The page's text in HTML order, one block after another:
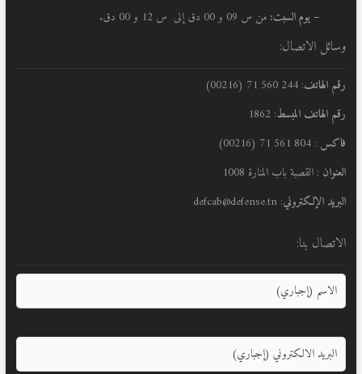
– يوم السبت: من س 09 و 00 دق إلى س 12 و 00 دق.
وسائل الاتصال:
رقم الهاتف: 244 560 71 (00216)
رقم الهاتف المبسط: 1862
فاكس : 804 561 71 (00216)
العنوان : القصبة باب المنارة 1008
البريد الإلكتروني: defcab@defense.tn
الاتصال بنا: